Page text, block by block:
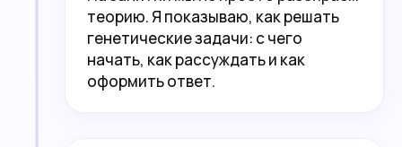
теорию. Я показываю, как решать
генетические задачи: с чего
начать, как рассуждать и как
оформить ответ.